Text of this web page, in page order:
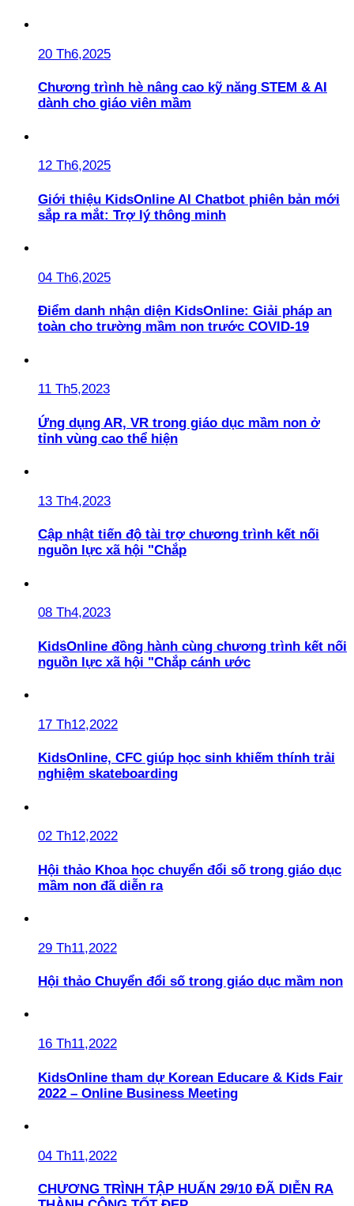
20 Th6,2025
Chương trình hè nâng cao kỹ năng STEM & AI
dành cho giáo viên mầm
12 Th6,2025
Giới thiệu KidsOnline AI Chatbot phiên bản mới
sắp ra mắt: Trợ lý thông minh
04 Th6,2025
Điểm danh nhận diện KidsOnline: Giải pháp an
toàn cho trường mầm non trước COVID-19
11 Th5,2023
Ứng dụng AR, VR trong giáo dục mầm non ở
tỉnh vùng cao thể hiện
13 Th4,2023
Cập nhật tiến độ tài trợ chương trình kết nối
nguồn lực xã hội "Chắp
08 Th4,2023
KidsOnline đồng hành cùng chương trình kết nối
nguồn lực xã hội "Chắp cánh ước
17 Th12,2022
KidsOnline, CFC giúp học sinh khiếm thính trải
nghiệm skateboarding
02 Th12,2022
Hội thảo Khoa học chuyển đổi số trong giáo dục
mầm non đã diễn ra
29 Th11,2022
Hội thảo Chuyển đổi số trong giáo dục mầm non
16 Th11,2022
KidsOnline tham dự Korean Educare & Kids Fair
2022 – Online Business Meeting
04 Th11,2022
CHƯƠNG TRÌNH TẬP HUẤN 29/10 ĐÃ DIỄN RA